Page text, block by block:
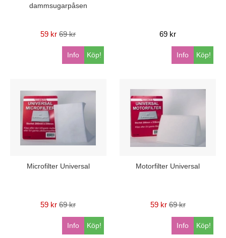
dammsugarpåsen
59 kr 69 kr
Köp!
Info
69 kr
Köp!
Info
Microfilter Universal
59 kr 69 kr
Köp!
Info
Motorfilter Universal
59 kr 69 kr
Köp!
Info